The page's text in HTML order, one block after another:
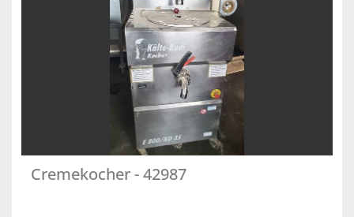
Cremekocher - 42987